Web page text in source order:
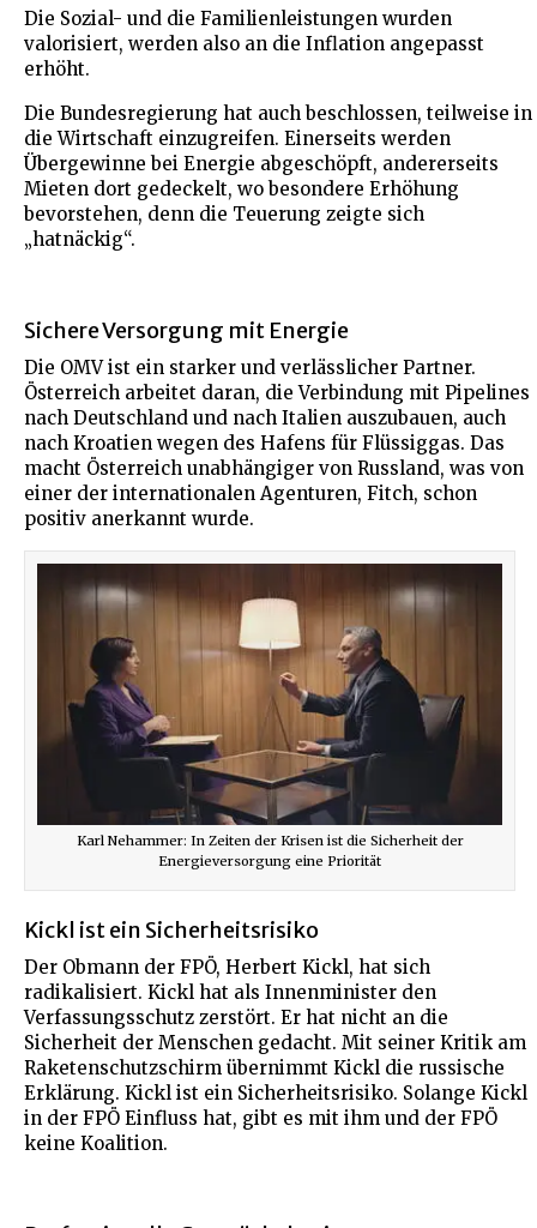
Die Sozial- und die Familienleistungen wurden
valorisiert, werden also an die Inflation angepasst
erhöht.
Die Bundesregierung hat auch beschlossen, teilweise in
die Wirtschaft einzugreifen. Einerseits werden
Übergewinne bei Energie abgeschöpft, andererseits
Mieten dort gedeckelt, wo besondere Erhöhung
bevorstehen, denn die Teuerung zeigte sich
„hatnäckig“.
Sichere Versorgung mit Energie
Die OMV ist ein starker und verlässlicher Partner.
Österreich arbeitet daran, die Verbindung mit Pipelines
nach Deutschland und nach Italien auszubauen, auch
nach Kroatien wegen des Hafens für Flüssiggas. Das
macht Österreich unabhängiger von Russland, was von
einer der internationalen Agenturen, Fitch, schon
positiv anerkannt wurde.
Karl Nehammer: In Zeiten der Krisen ist die Sicherheit der
Energieversorgung eine Priorität
Kickl ist ein Sicherheitsrisiko
Der Obmann der FPÖ, Herbert Kickl, hat sich
radikalisiert. Kickl hat als Innenminister den
Verfassungsschutz zerstört. Er hat nicht an die
Sicherheit der Menschen gedacht. Mit seiner Kritik am
Raketenschutzschirm übernimmt Kickl die russische
Erklärung. Kickl ist ein Sicherheitsrisiko. Solange Kickl
in der FPÖ Einfluss hat, gibt es mit ihm und der FPÖ
keine Koalition.